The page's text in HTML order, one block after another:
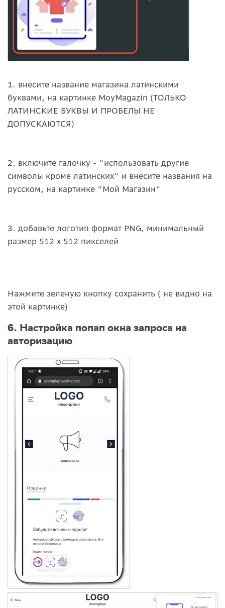
1. внесите название магазина латинскими
буквами, на картинке MoyMagazin (ТОЛЬКО
ЛАТИНСКИЕ БУКВЫ И ПРОБЕЛЫ НЕ
ДОПУСКАЮТСЯ)
2. включите галочку - "использовать другие
символы кроме латинских" и внесите названия на
русском, на картинке "Мой Магазин"
3. добавьте логотип формат PNG, минимальный
размер 512 х 512 пикселей
Нажмите зеленую кнопку сохранить ( не видно на
этой картинке)
6. Настройка попап окна запроса на
авторизацию